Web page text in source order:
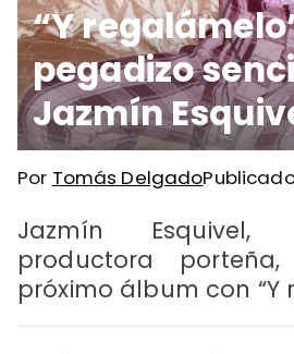
“Y
pegadizo
Jazmín
Por Tomás Delgado
Jazmín
productora
próximo álbum con “Y